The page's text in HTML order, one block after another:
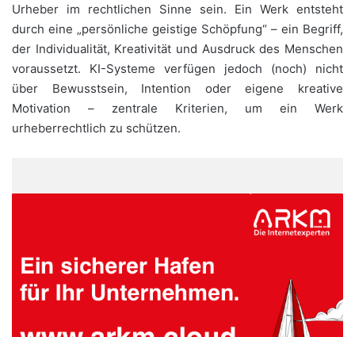
Urheber im rechtlichen Sinne sein. Ein Werk entsteht
durch eine „persönliche geistige Schöpfung“ – ein Begriff,
der Individualität, Kreativität und Ausdruck des Menschen
voraussetzt. KI-Systeme verfügen jedoch (noch) nicht
über Bewusstsein, Intention oder eigene kreative
Motivation – zentrale Kriterien, um ein Werk
urheberrechtlich zu schützen.